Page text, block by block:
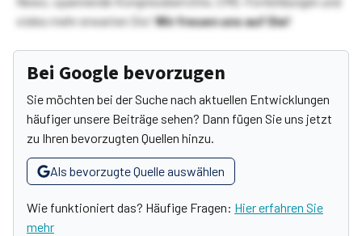
vieles mehr erwarten Sie!Wir freuen uns auf Sie!
Bei Google bevorzugen
Sie möchten bei der Suche nach aktuellen Entwicklungen
häufiger unsere Beiträge sehen? Dann fügen Sie uns jetzt
zu Ihren bevorzugten Quellen hinzu.
Als bevorzugte Quelle auswählen
Wie funktioniert das? Häufige Fragen: Hier erfahren Sie
mehr